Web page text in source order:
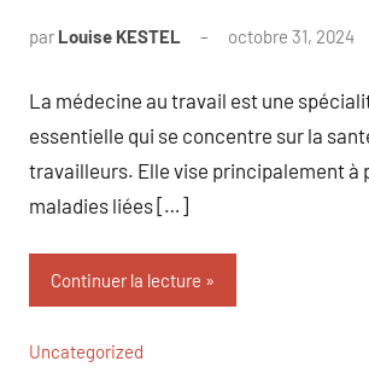
par Louise KESTEL octobre 31, 2024
La médecine au travail est une
essentielle qui se concentre sur la
travailleurs. Elle vise principalement à
maladies liées […]
Continuer la lecture
Uncategorized